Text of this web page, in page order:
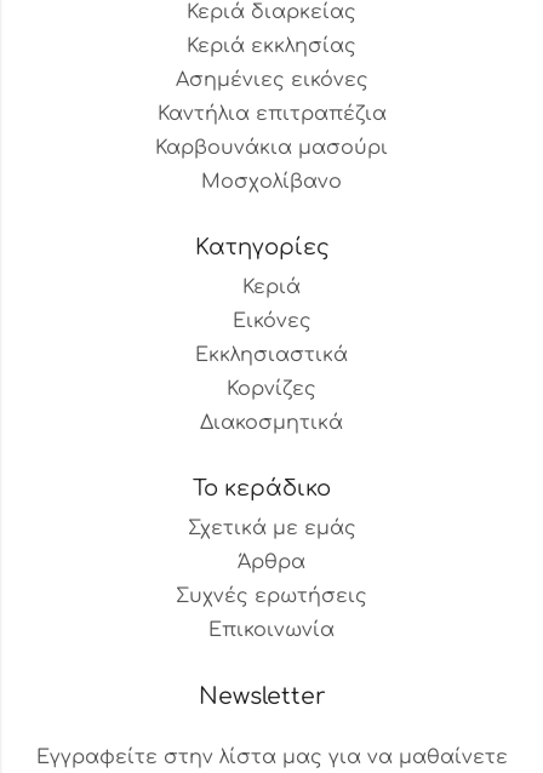
Κεριά διαρκείας
Κεριά εκκλησίας
Ασημένιες εικόνες
Καντήλια επιτραπέζια
Καρβουνάκια μασούρι
Μοσχολίβανο
Κατηγορίες
Κεριά
Εικόνες
Εκκλησιαστικά
Κορνίζες
Διακοσμητικά
Το κεράδικο
Σχετικά με εμάς
Άρθρα
Συχνές ερωτήσεις
Επικοινωνία
Newsletter
Εγγραφείτε στην λίστα μας για να μαθαίνετε